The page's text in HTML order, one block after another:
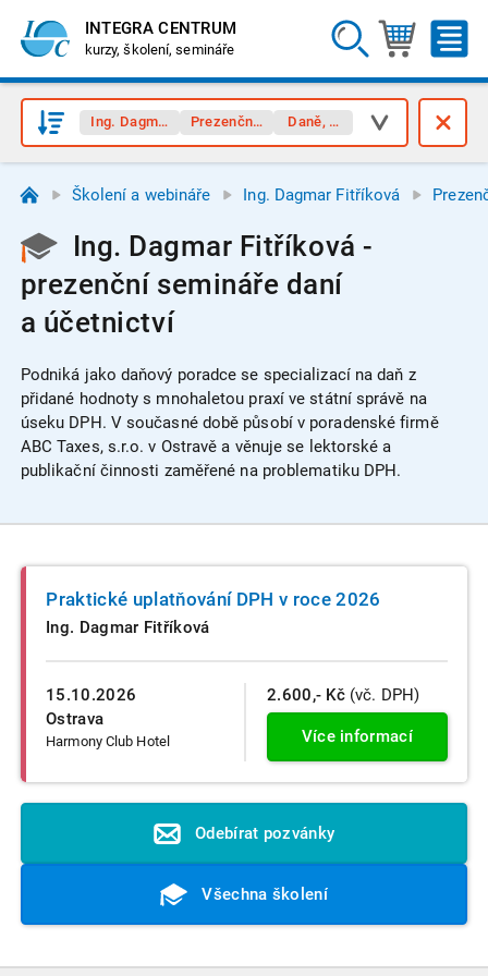
INTEGRA CENTRUM
kurzy, školení, semináře
Ing. Dagmar FitříkováPrezenční seminářeDaně, účetnictví
Školení a webináře Ing. Dagmar Fitříková
Ing. Dagmar Fitříková -
prezenční semináře daní
a účetnictví
Podniká jako daňový poradce se specializací na daň z
přidané hodnoty s mnohaletou praxí ve státní správě na
úseku DPH. V současné době působí v poradenské firmě
ABC Taxes, s.r.o. v Ostravě a věnuje se lektorské a
publikační činnosti zaměřené na problematiku DPH.
15.10.2026
Ostrava
Harmony Club Hotel
Praktické uplatňování DPH v roce 2026
Ing. Dagmar Fitříková
2.600,- Kč (vč. DPH)
Více informací
Odebírat pozvánky
Všechna školení